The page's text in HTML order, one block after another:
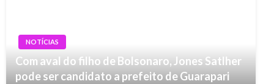
NOTÍCIAS
Com aval do filho de Bolsonaro, Jones Satlher
pode ser candidato a prefeito de Guarapari